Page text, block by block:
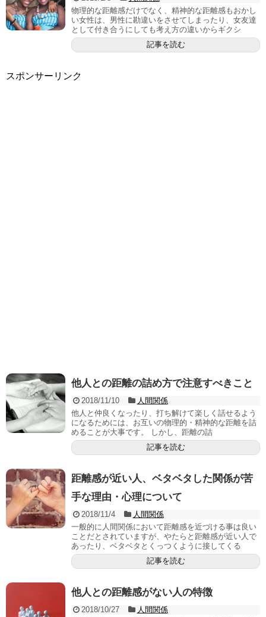
物理的な距離感だけでなく、精神的な距離感もおかし
い女性は、男性に勘違いをさせてしまったり、女友達
として付き合うにしても考え方の違いからギクシ
記事を読む
スポンサーリンク
他人との距離の詰め方で注意すべきこと
2018/11/10
人間関係
他人と仲良くなったり、打ち解けて楽しく話せるよう
になるためには、お互いの物理的・精神的な距離を詰
めることが大事です。 しかし、距離の詰
記事を読む
距離感が近い人、ベタベタした関係が苦
手な理由・心理について
2018/11/4
人間関係
一般的に人間関係において距離感を近づける事は良い
ことだとされていますが、やたらと距離感が近い人で
あったり、ベタベタとくっつくように接してくる
記事を読む
他人との距離感がない人の特徴
2018/10/27
人間関係